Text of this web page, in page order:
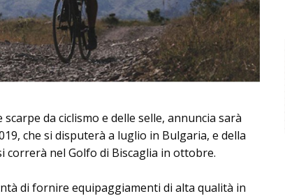
da ciclismo e delle selle, annuncia sarà
che si disputerà a luglio in Bulgaria, e della
correrà nel Golfo di Biscaglia in ottobre.
di fornire equipaggiamenti di alta qualità in